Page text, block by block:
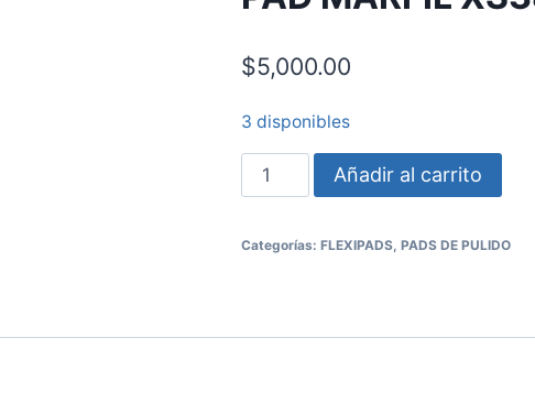
$5,000.00
3 disponibles
Añadir al carrito
Categorías: FLEXIPADS, PADS DE PULIDO